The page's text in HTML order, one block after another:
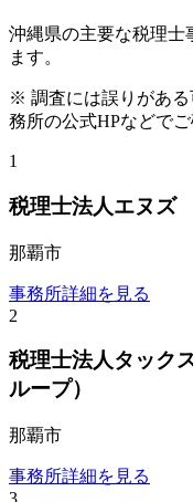
沖縄県の主要な税理士
ます。
※ 調査には誤りがあ
務所の公式HPなどでご
1
税理士法人エヌズ
那覇市
事務所詳細を見る
2
税理士法人タック
ループ）
那覇市
事務所詳細を見る